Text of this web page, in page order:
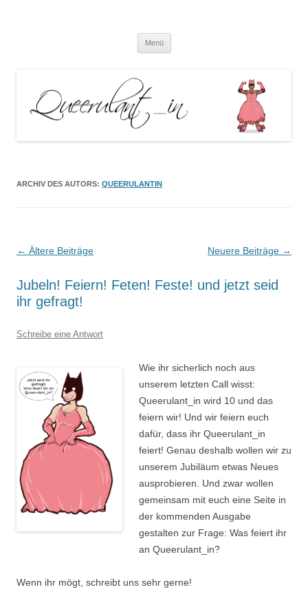
und Praxen
Menü
ARCHIV DES AUTORS: QUEERULANTIN
Beitrags-
← Ältere Beiträge Neuere Beiträge →
Jubeln! Feiern! Feten! Feste! und jetzt seid
ihr gefragt!
Schreibe eine Antwort
Wie ihr sicherlich noch aus
unserem letzten Call wisst:
Queerulant_in wird 10 und das
feiern wir! Und wir feiern euch
dafür, dass ihr Queerulant_in
feiert! Genau deshalb wollen wir zu
unserem Jubiläum etwas Neues
ausprobieren. Und zwar wollen
gemeinsam mit euch eine Seite in
der kommenden Ausgabe
gestalten zur Frage: Was feiert ihr
an Queerulant_in?
Wenn ihr mögt, schreibt uns sehr gerne!